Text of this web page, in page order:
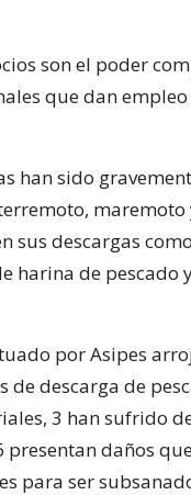
son el poder
que dan
han sido
sus descargas
harina de pescado
por Asipes
de descarga de
3 han sufrido
presentan daños
para ser